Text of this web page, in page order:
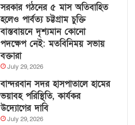
সরকার গঠনের ৫ মাস অতিবাহিত
হলেও পার্বত্য চট্টগ্রাম চুক্তি
বাস্তবায়নে দৃশ্যমান কোনো
পদক্ষেপ নেই: মতবিনিময় সভায়
বক্তারা
July 29, 2026
বান্দরবান সদর হাসপাতালে হামের
ভয়াবহ পরিস্থিতি, কার্যকর
উদ্যোগের দাবি
July 29, 2026